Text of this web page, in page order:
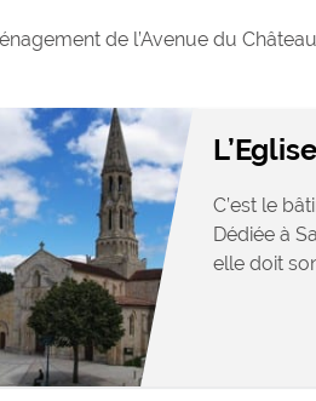
de l’Avenue du
C’est le
Dédiée à
elle doit